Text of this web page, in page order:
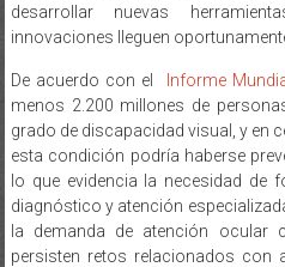
desarrollar nuevas
innovaciones lleguen
De acuerdo con el Informe
menos 2.200 millones de
grado de discapacidad visual, y en
esta condición podría haberse
lo que evidencia la necesidad de
diagnóstico y atención
la demanda de atención ocular
persisten retos relacionados con